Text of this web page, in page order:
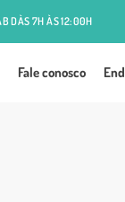
- Porto Alegre
DÀS 7H ÀS 12:00H
Fale conosco